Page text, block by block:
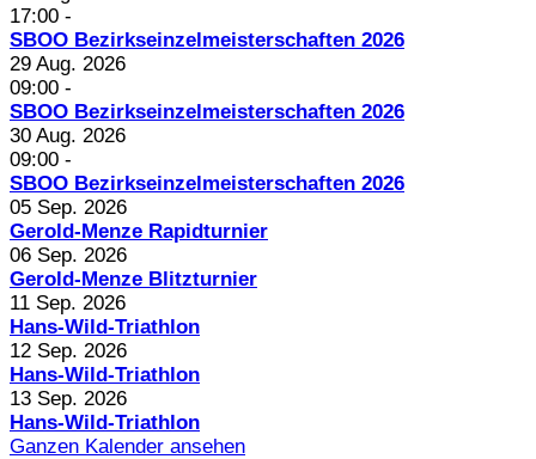
17:00 -
SBOO Bezirkseinzelmeisterschaften 2026
29 Aug. 2026
09:00 -
SBOO Bezirkseinzelmeisterschaften 2026
30 Aug. 2026
09:00 -
SBOO Bezirkseinzelmeisterschaften 2026
05 Sep. 2026
Gerold-Menze Rapidturnier
06 Sep. 2026
Gerold-Menze Blitzturnier
11 Sep. 2026
Hans-Wild-Triathlon
12 Sep. 2026
Hans-Wild-Triathlon
13 Sep. 2026
Hans-Wild-Triathlon
Ganzen Kalender ansehen